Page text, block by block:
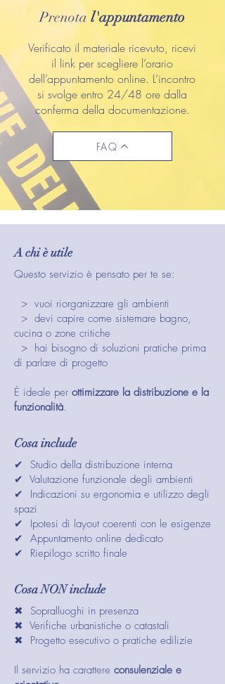
Prenota l'appuntamento
Verificato il materiale ricevuto, ricevi
il link per scegliere l’orario
dell’appuntamento online. L’incontro
si svolge entro 24/48 ore dalla
conferma della documentazione.
FAQ
A chi è utile
Questo servizio è pensato per te se:
> vuoi riorganizzare gli ambienti
> devi capire come sistemare bagno,
cucina o zone critiche
> hai bisogno di soluzioni pratiche prima
di parlare di progetto
È ideale per ottimizzare la distribuzione e la
funzionalità.
Cosa include
✔ Studio della distribuzione interna
✔ Valutazione funzionale degli ambienti
✔ Indicazioni su ergonomia e utilizzo degli
spazi
✔ Ipotesi di layout coerenti con le esigenze
✔ Appuntamento online dedicato
✔ Riepilogo scritto finale
Cosa NON include
✖ Sopralluoghi in presenza
✖ Verifiche urbanistiche o catastali
✖ Progetto esecutivo o pratiche edilizie
Il servizio ha carattere consulenziale e